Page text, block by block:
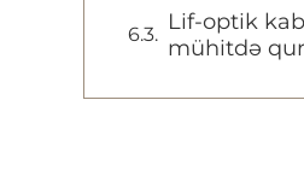
Lif-optik
mühitdə